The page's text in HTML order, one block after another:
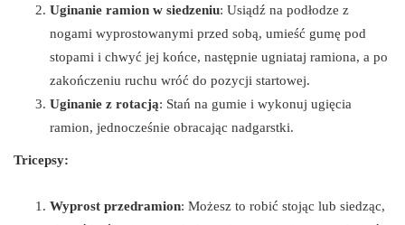
Uginanie ramion w siedzeniu: Usiądź na podłodze z
nogami wyprostowanymi przed sobą, umieść gumę pod
stopami i chwyć jej końce, następnie ugniataj ramiona, a po
zakończeniu ruchu wróć do pozycji startowej.
Uginanie z rotacją: Stań na gumie i wykonuj ugięcia
ramion, jednocześnie obracając nadgarstki.
Tricepsy:
Wyprost przedramion: Możesz to robić stojąc lub siedząc,